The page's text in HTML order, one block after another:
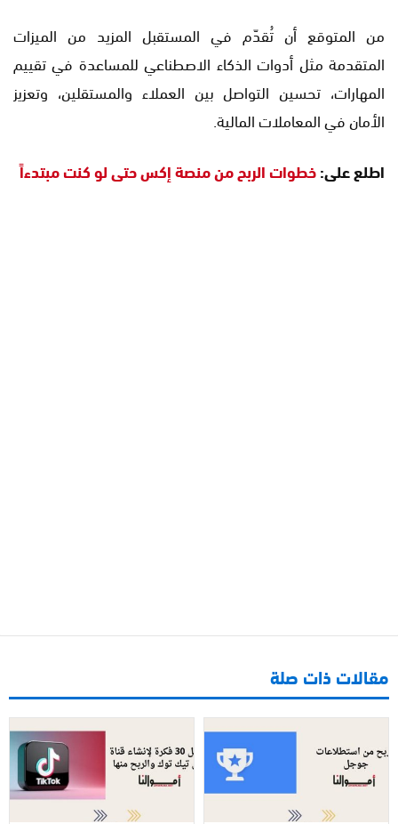
من المتوقع أن تُقدّم في المستقبل المزيد من الميزات
المتقدمة مثل أدوات الذكاء الاصطناعي للمساعدة في تقييم
المهارات، تحسين التواصل بين العملاء والمستقلين، وتعزيز
الأمان في المعاملات المالية.
اطلع على:خطوات الربح من منصة إكس حتى لو كنت مبتدءاً
مقالات ذات صلة